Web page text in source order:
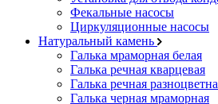
Фекальные насосы
Циркуляционные насосы
Натуральный камень
Галька мраморная белая
Галька речная кварцевая
Галька речная
Галька черная мраморная